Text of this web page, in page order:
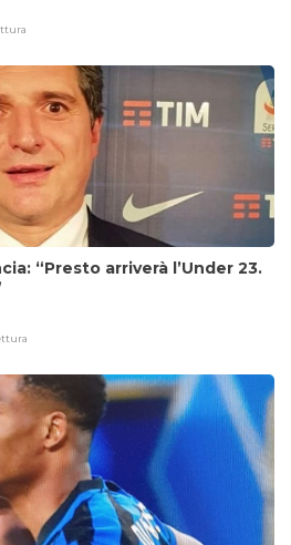
“Presto arriverà l’Under 23.